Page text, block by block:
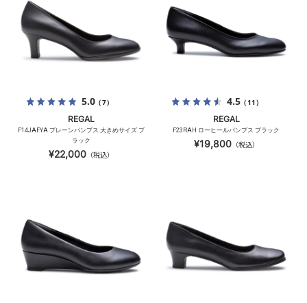
5.0（7）
REGAL
F14JAFYA プレーンパンプス 大きめサイズ ブ
ラック
¥22,000（税込）
4.5（11）
REGAL
F23RAH ローヒールパンプス ブラック
¥19,800（税込）